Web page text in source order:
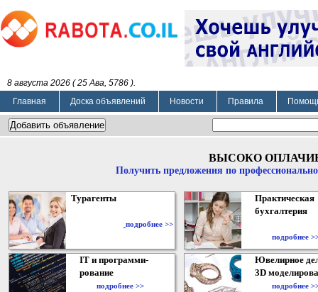
8 августа 2026 ( 25 Ава, 5786 ).
Главная
Доска объявлений Новости Правила
ВЫСОКО
Получить предложения по
Турагенты
подробнее >>
Практическая
бухгалтерия
подробнее
IT и программи-
рование
подробнее >>
Ювелирное
3D
подробнее